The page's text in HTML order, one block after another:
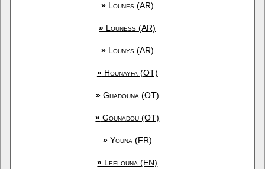
»Lounes (AR)
» Louness (AR)
»Lounys (AR)
»Hounayfa (OT)
»Ghadouna (OT)
» Gounadou (OT)
»Youna (FR)
» Leelouna (EN)